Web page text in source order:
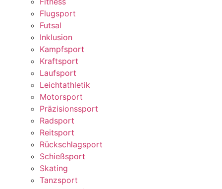
Flugsport
Futsal
Inklusion
Kampfsport
Kraftsport
Laufsport
Leichtathletik
Motorsport
Präzisionssport
Radsport
Reitsport
Rückschlagsport
Schießsport
Skating
Tanzsport